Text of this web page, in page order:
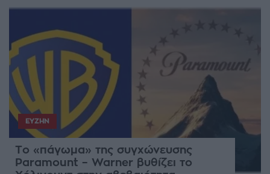
ΕΥΖΗΝ
Το «πάγωμα» της συγχώνευσης
Paramount – Warner βυθίζει το